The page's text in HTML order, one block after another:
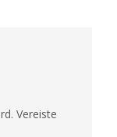
Vereiste